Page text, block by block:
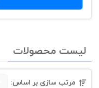
لیست محصولات
مرتب سازی بر اساس: